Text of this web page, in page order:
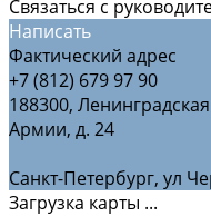
Связаться с
Написать
Фактический адрес
+7 (812) 679 97 90
188300,
Армии, д. 24
Санкт-Петербург, ул
Загрузка карты ...